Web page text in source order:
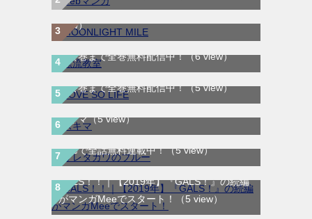
ワンで最新刊まで全巻無料配信中！（7
view）
漂流教室｜全6巻完結！サンデーうぇぶりで
最終巻まで全巻無料配信中！（6 view）
LOVE SO LIFE｜全17巻完結！マンガParkで
最終巻まで全巻無料配信中！（5 view）
スキマ（5 view）
サレタガワのブルー｜最新刊第5巻！妻の不
倫から始まる物語の結末やいかに！マンガ
Meeで全話無料連載中！（5 view）
GALS！！｜【2019年】『GALS！』の続編
がマンガMeeでスタート！
（5 view）
ラフ（ROUGH） 感想レビュー｜水泳×青春
×恋がまっすぐ刺さる名作【読む方法も紹